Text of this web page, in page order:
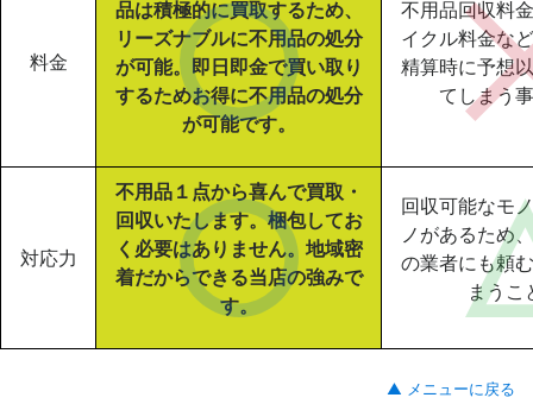
料金
品は積極的に買取するため、
リーズナブルに不用品の処分
が可能。即日即金で買い取り
するためお得に不用品の処分
が可能です。
不用品回収料
イクル料金な
精算時に予想
てしまう
対応力
不用品１点から喜んで買取・
回収いたします。梱包してお
く必要はありません。地域密
着だからできる当店の強みで
す。
回収可能なモ
ノがあるため
の業者にも頼
まうこ
▲ メニューに戻る